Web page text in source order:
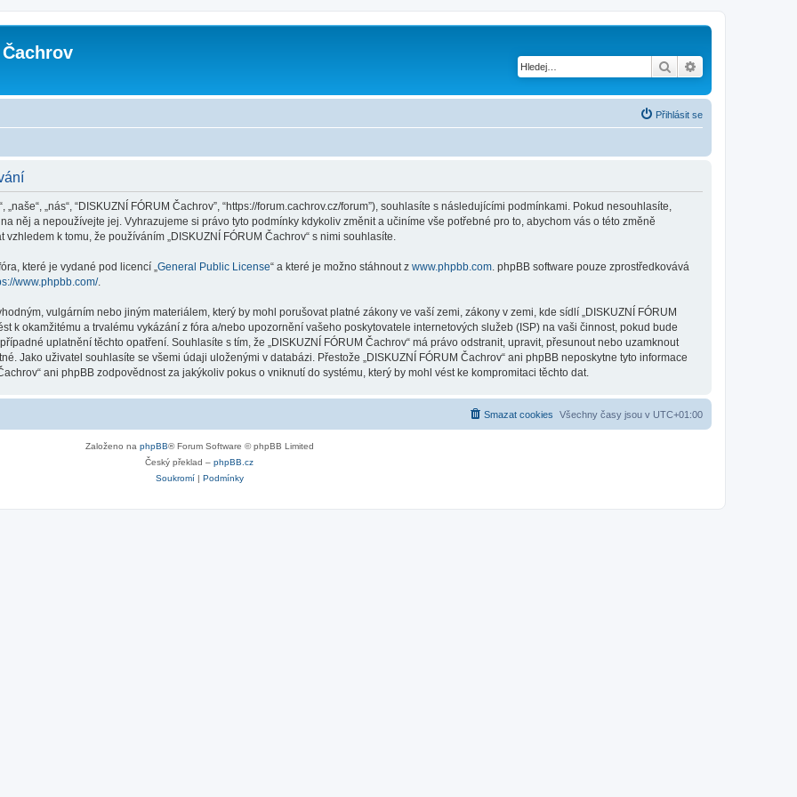
Čachrov
Hledat
Přihlásit se
„nás“, “DISKUZNÍ FÓRUM Čachrov”, “https://forum.cachrov.cz/forum”), souhlasíte s následujícími podmínkami. Pokud nesouhlasíte,
něj a nepoužívejte jej. Vyhrazujeme si právo tyto podmínky kdykoliv změnit a učiníme vše potřebné pro to, abychom vás o této změně
k tomu, že používáním „DISKUZNÍ FÓRUM Čachrov“ s nimi souhlasíte.
které je vydané pod licencí „ General Public License“ a které je možno stáhnout z www.phpbb.com . phpBB software pouze zprostředkovává
www.phpbb.com/.
vulgárním nebo jiným materiálem, který by mohl porušovat platné zákony ve vaší zemi, zákony v zemi, kde sídlí „DISKUZNÍ FÓRUM
k okamžitému a trvalému vykázání z fóra a/nebo upozornění vašeho poskytovatele internetových služeb (ISP) na vaši činnost, pokud bude
uplatnění těchto opatření. Souhlasíte s tím, že „DISKUZNÍ FÓRUM Čachrov“ má právo odstranit, upravit, přesunout nebo uzamknout
Jako uživatel souhlasíte se všemi údaji uloženými v databázi. Přestože „DISKUZNÍ FÓRUM Čachrov“ ani phpBB neposkytne tyto informace
ani phpBB zodpovědnost za jakýkoliv pokus o vniknutí do systému, který by mohl vést ke kompromitaci těchto dat.
Všechny časy jsou v UTC+01:00
Smazat cookies
Založeno na phpBB® Forum Software © phpBB Limited
Český překlad – phpBB.cz
Soukromí| Podmínky